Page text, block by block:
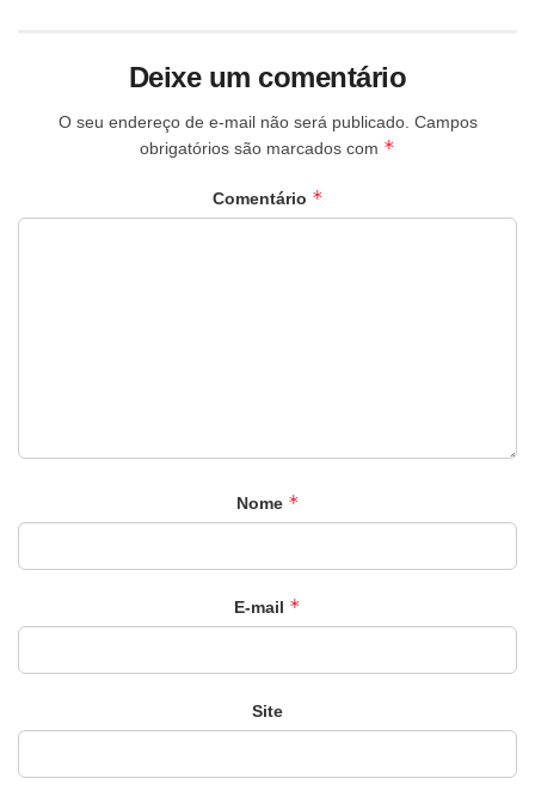
Deixe um comentário
O seu endereço de e-mail não será publicado. Campos
obrigatórios são marcados com *
Comentário *
Nome *
E-mail *
Site